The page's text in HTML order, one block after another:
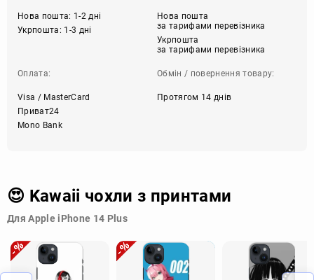
Нова пошта: 1-2 дні
Укрпошта: 1-3 дні
Нова пошта
за тарифами перевізника
Укрпошта
за тарифами перевізника
Оплата:
Visa / MasterCard
Приват24
Mono Bank
Обмін / повернення товару:
Протягом 14 днів
😍 Kawaii чохли з принтами
Для Apple iPhone 14 Plus